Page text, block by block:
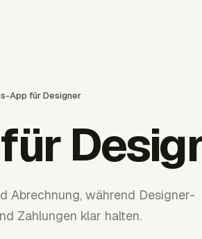
App für Designer
Abrechnung, während Designer-
Zahlungen klar halten.